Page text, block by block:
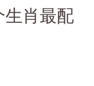
生肖最配